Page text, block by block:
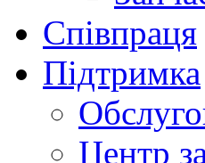
Співпраця
Підтримка
Центр